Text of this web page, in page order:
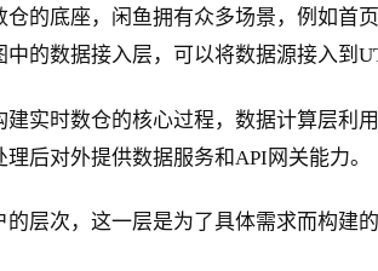
仓的底座，闲鱼拥有众多场景，例如首
的数据接入层，可以将数据源接入到
建实时数仓的核心过程，数据计算层利
后对外提供数据服务和API网关能力。
的层次，这一层是为了具体需求而构建